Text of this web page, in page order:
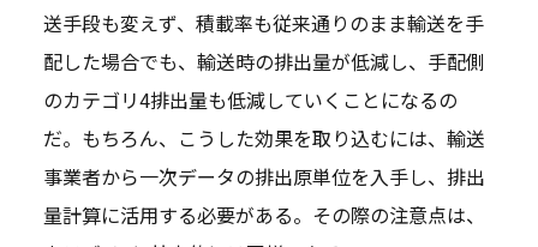
送手段も変えず、積載率も従来通りのまま輸送を手
配した場合でも、輸送時の排出量が低減し、手配側
のカテゴリ4排出量も低減していくことになるの
だ。もちろん、こうした効果を取り込むには、輸送
事業者から一次データの排出原単位を入手し、排出
量計算に活用する必要がある。その際の注意点は、